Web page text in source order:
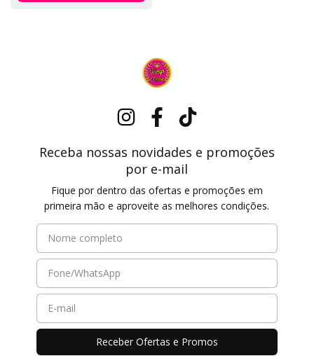
Receba nossas novidades e promoções
por e-mail
Fique por dentro das ofertas e promoções em
primeira mão e aproveite as melhores condições.